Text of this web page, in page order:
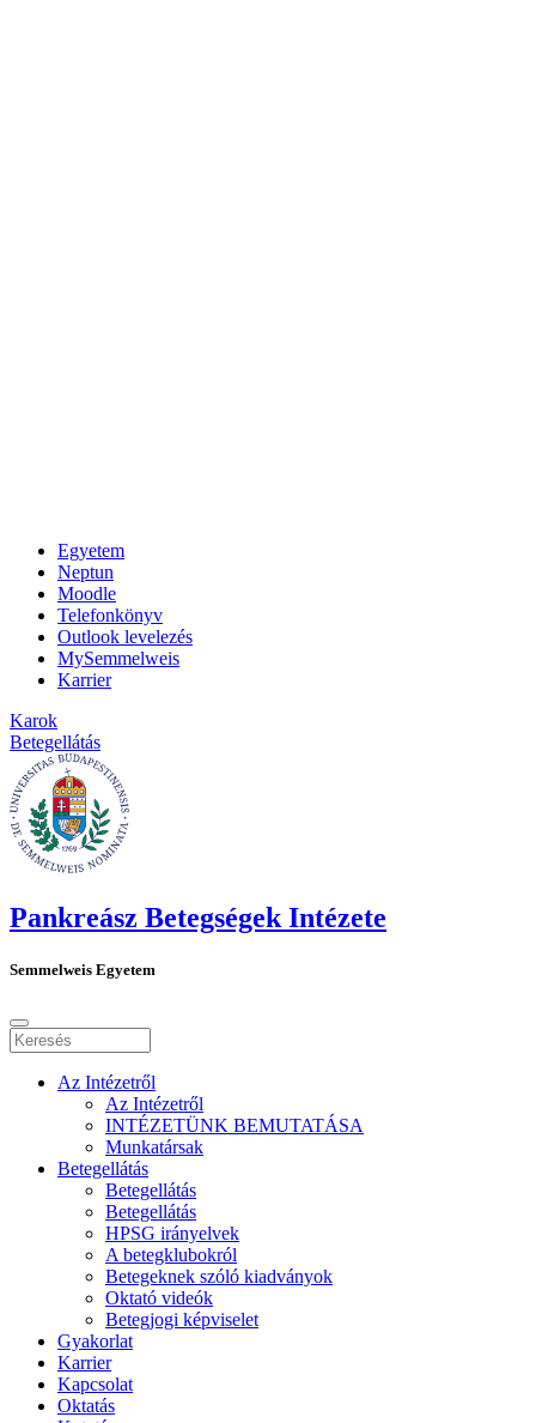
Egyetem
Neptun
Moodle
Telefonkönyv
Outlook levelezés
MySemmelweis
Karrier
Karok
Betegellátás
Pankreász Betegségek Intézete
Semmelweis Egyetem
Az Intézetről
Az Intézetről
INTÉZETÜNK BEMUTATÁSA
Munkatársak
Betegellátás
Betegellátás
Betegellátás
HPSG irányelvek
A betegklubokról
Betegeknek szóló kiadványok
Oktató videók
Betegjogi képviselet
Gyakorlat
Karrier
Kapcsolat
Oktatás